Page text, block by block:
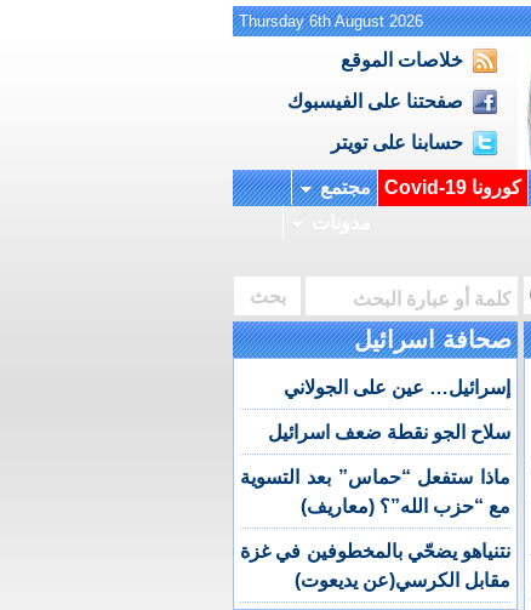
Thursday 6th August 2026
خلاصات الموقع
صفحتنا على الفيسبوك
حسابنا على تويتر
كورونا Covid-19
مجتمع
صحافة اسرائيل
إسرائيل… عين على الجولاني
سلاح الجو نقطة ضعف اسرائيل
ماذا ستفعل “حماس” بعد التسوية
مع “حزب الله”؟ (معاريف)
نتنياهو يضحّي بالمخطوفين في غزة
مقابل الكرسي(عن يديعوت)